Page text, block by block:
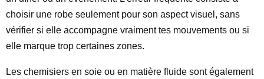
choisir une robe seulement pour son aspect visuel, sans
vérifier si elle accompagne vraiment tes mouvements ou si
elle marque trop certaines zones.
Les chemisiers en soie ou en matière fluide sont également